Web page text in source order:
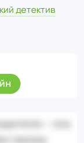
детектив